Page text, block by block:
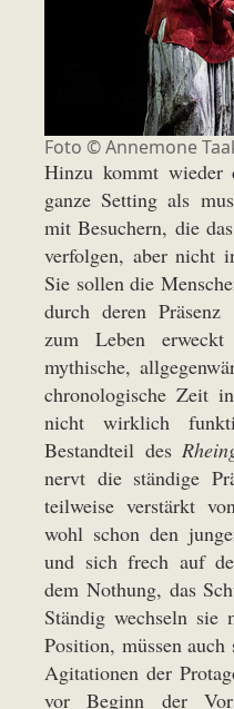
Foto ©Annemone
Hinzu kommt wieder
ganze Setting als
mit Besuchern, die
verfolgen, aber nicht
Sie sollen die
durch deren Präsenz
zum Leben
mythische,
chronologische Zeit
nicht wirklich
Bestandteil des
nervt die ständige
teilweise verstärkt
wohl schon den
und sich frech auf
dem Nothung, das
Ständig wechseln
Position, müssen
Agitationen der
vor Beginn der